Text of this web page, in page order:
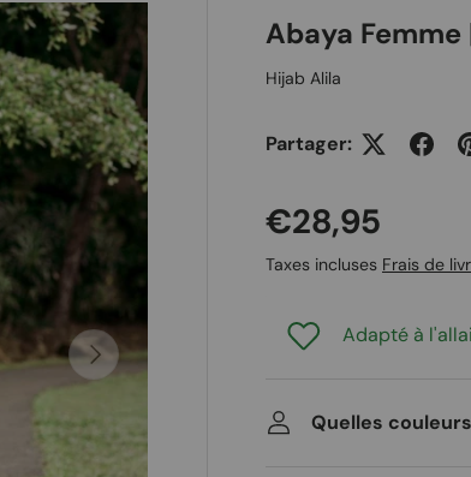
Suivant
Abaya Femme
Hijab Alila
Partager:
Prix habituel
€28,95
Taxes incluses Frais de
Adapté à
Quelles